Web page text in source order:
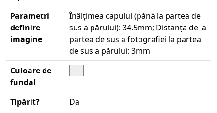
Parametri
definire
imagine
Înălțimea capului (până la partea de
sus a părului): 34.5mm; Distanța de la
partea de sus a fotografiei la partea
de sus a părului: 3mm
Culoare de
fundal
Tipărit?
Da